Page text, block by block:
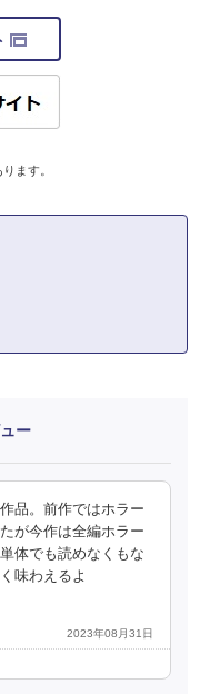
ます。
ー
品。前作ではホラー
が今作は全編ホラー
体でも読めなくもな
味わえるよ
2023年08月31日